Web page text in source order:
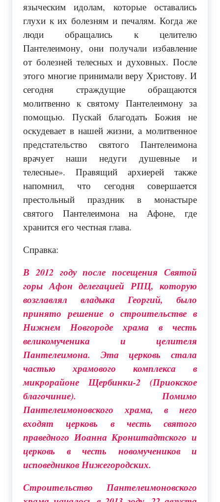
языческим идолам, которые оставались
глухи к их болезням и печалям. Когда же
люди обращались к целителю
Пантелеимону, они получали избавление
от болезней телесных и духовных. После
этого многие принимали веру Христову. И
сегодня страждущие обращаются
молитвенно к святому Пантелеимону за
помощью. Пускай благодать Божия не
оскудевает в нашей жизни, а молитвенное
предстательство святого Пантелеимона
врачует наши недуги душевные и
телесные». Правящий архиерей также
напомнил, что сегодня совершается
престольный праздник в монастыре
святого Пантелеимона на Афоне, где
хранится его честная глава.
Справка:
В 2012 году после посещения Святой
горы Афон делегацией РПЦ, которую
возглавлял владыка Георгий, было
принято решение о строительстве в
Нижнем Новгороде храма в честь
великомученика и целителя
Пантелеимона. Эта церковь стала
частью храмового комплекса в
микрорайоне Щербинки-2 (Приокское
благочиние). Помимо
Пантелеимоновского храма, в него
входят церковь в честь святого
праведного Иоанна Кронштадтского и
церковь в честь новомучеников и
исповедников Нижегородских.
Строительство Пантелеимоновского